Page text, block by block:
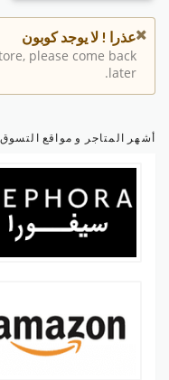
عذرا ! لا يوجد كوبون
please come back
later.
أشهر المتاجر و مواقع التسوق